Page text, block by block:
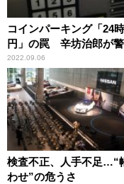
コインパーキング「24
円」の罠 辛坊治郎が
2022.09.06
検査不正、人手不足…“
わせ”の危うさ